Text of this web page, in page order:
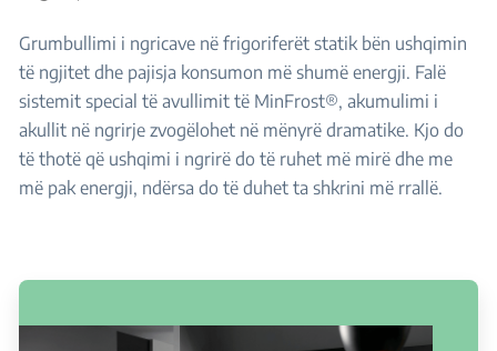
Grumbullimi i ngricave në frigoriferët statik bën ushqimin
të ngjitet dhe pajisja konsumon më shumë energji. Falë
sistemit special të avullimit të MinFrost®, akumulimi i
akullit në ngrirje zvogëlohet në mënyrë dramatike. Kjo do
të thotë që ushqimi i ngrirë do të ruhet më mirë dhe me
më pak energji, ndërsa do të duhet ta shkrini më rrallë.